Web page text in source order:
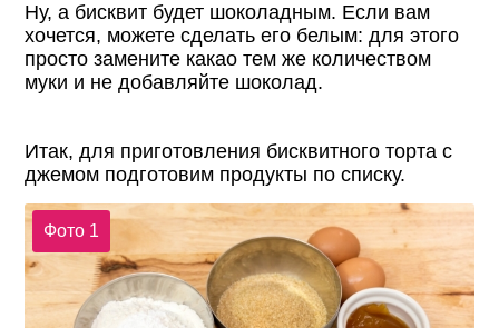
Ну, а бисквит будет шоколадным. Если вам
хочется, можете сделать его белым: для этого
просто замените какао тем же количеством
муки и не добавляйте шоколад.
Итак, для приготовления бисквитного торта с
джемом подготовим продукты по списку.
Фото 1